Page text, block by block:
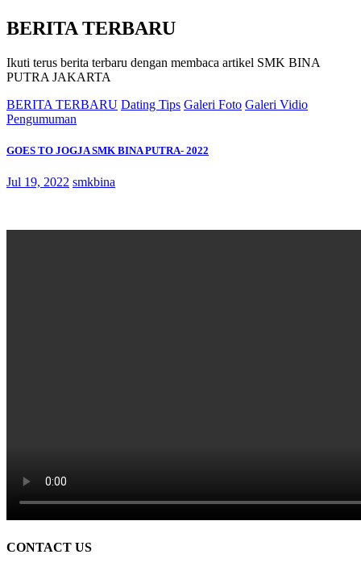
BERITA TERBARU
Ikuti terus berita terbaru dengan membaca artikel SMK BINA
PUTRA JAKARTA
BERITA TERBARU Dating Tips Galeri Foto Galeri Vidio
Pengumuman
GOES TO JOGJA SMK BINA PUTRA- 2022
Jul 19, 2022 smkbina
CONTACT US